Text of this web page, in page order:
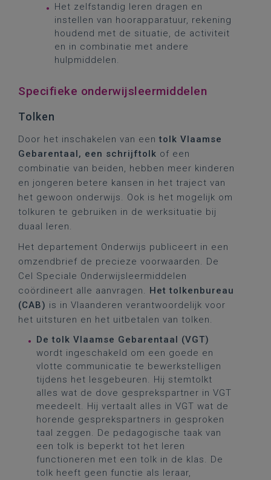
Het zelfstandig leren dragen en
instellen van hoorapparatuur, rekening
houdend met de situatie, de activiteit
en in combinatie met andere
hulpmiddelen.
Specifieke onderwijsleermiddelen
Tolken
Door het inschakelen van eentolk Vlaamse
Gebarentaal, een schrijftolk of een
combinatie van beiden, hebben meer kinderen
en jongeren betere kansen in het traject van
het gewoon onderwijs. Ook is het mogelijk om
tolkuren te gebruiken in de werksituatie bij
duaal leren.
Het departement Onderwijs publiceert in een
omzendbrief de precieze voorwaarden. De
Cel Speciale Onderwijsleermiddelen
coördineert alle aanvragen. Het tolkenbureau
(CAB) is in Vlaanderen verantwoordelijk voor
het uitsturen en het uitbetalen van tolken.
De tolk Vlaamse Gebarentaal (VGT)
wordt ingeschakeld om een goede en
vlotte communicatie te bewerkstelligen
tijdens het lesgebeuren. Hij stemtolkt
alles wat de dove gesprekspartner in VGT
meedeelt. Hij vertaalt alles in VGT wat de
horende gesprekspartners in gesproken
taal zeggen. De pedagogische taak van
een tolk is beperkt tot het leren
functioneren met een tolk in de klas. De
tolk heeft geen functie als leraar,